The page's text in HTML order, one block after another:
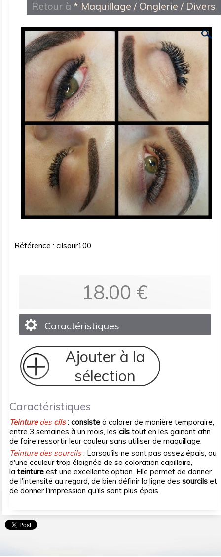
Retour à * Maquillage / Onglerie / Divers
Référence : cilsour100
18.00 €
Caractéristiques
Ajouter à la
sélection
Caractéristiques
Teinturedes cils: consisteà colorer de manière temporaire,
entre 3 semaines à un mois, les cilstout en les gainant afin
de faire ressortir leur couleur sans utiliser de maquillage.
Teinture des sourcils: Lorsqu'ils ne sont pas assez épais, ou
d'une couleur trop éloignée de sa coloration capillaire,
la teintureest une excellente option. Elle permet de donner
de l'intensité au regard, de bien définir la ligne des sourcilset
de donner l'impression qu'ils sont plus épais.